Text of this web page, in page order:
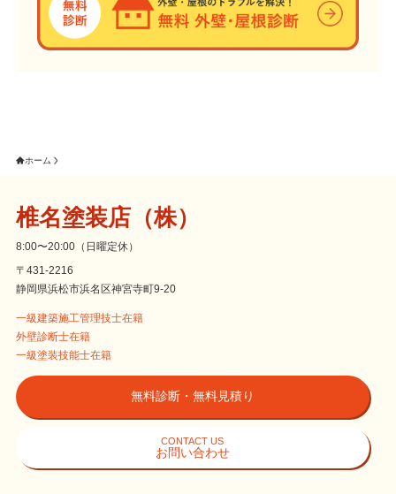
ホーム
椎名塗装店（株）
8:00〜20:00（日曜定休）
〒431-2216
静岡県浜松市浜名区神宮寺町9-20
一級建築施工管理技士在籍
外壁診断士在籍
一級塗装技能士在籍
無料診断・無料見積り
CONTACT US
お問い合わせ